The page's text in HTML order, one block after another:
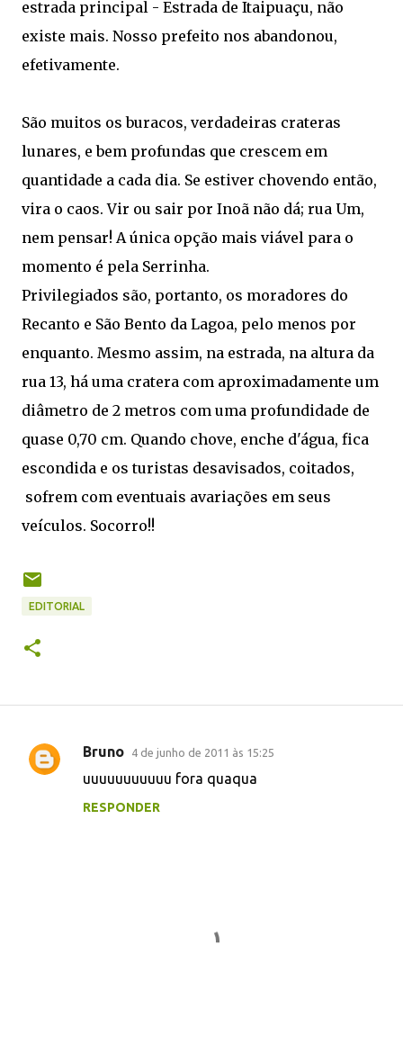
estrada principal - Estrada de Itaipuaçu, não
existe mais. Nosso prefeito nos abandonou,
efetivamente.
São muitos os buracos, verdadeiras crateras
lunares, e bem profundas que crescem em
quantidade a cada dia. Se estiver chovendo então,
vira o caos. Vir ou sair por Inoã não dá; rua Um,
nem pensar! A única opção mais viável para o
momento é pela Serrinha.
Privilegiados são, portanto, os moradores do
Recanto e São Bento da Lagoa, pelo menos por
enquanto. Mesmo assim, na estrada, na altura da
rua 13, há uma cratera com aproximadamente um
diâmetro de 2 metros com uma profundidade de
quase 0,70 cm. Quando chove, enche d'água, fica
escondida e os turistas desavisados, coitados,
sofrem com eventuais avariações em seus
veículos. Socorro!!
EDITORIAL
C
Bruno 4 de junho de 2011 às 15:25
uuuuuuuuuuu fora quaqua
RESPONDER